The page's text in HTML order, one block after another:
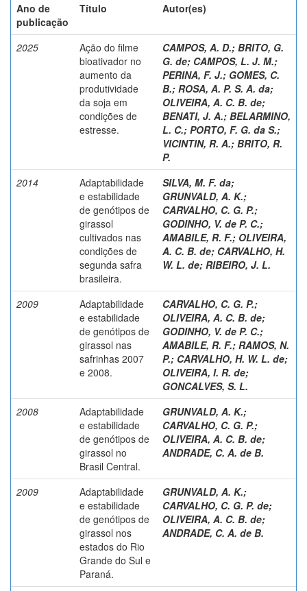
Ano de
publicação
Título Autor(es)
2025
Ação do filme
bioativador no
aumento da
produtividade
da soja em
condições de
estresse.
CAMPOS, A. D.; BRITO, G.
G. de; CAMPOS, L. J. M.;
PERINA, F. J.; GOMES, C.
B.; ROSA, A. P. S. A. da;
OLIVEIRA, A. C. B. de;
BENATI, J. A.; BELARMINO,
L. C.; PORTO, F. G. da S.;
VICINTIN, R. A.; BRITO, R.
P.
2014
Adaptabilidade
e estabilidade
de genótipos de
girassol
cultivados nas
condições de
segunda safra
brasileira.
SILVA, M. F. da;
GRUNVALD, A. K.;
CARVALHO, C. G. P.;
GODINHO, V. de P. C.;
AMABILE, R. F.; OLIVEIRA,
A. C. B. de; CARVALHO, H.
W. L. de; RIBEIRO, J. L.
2009
Adaptabilidade
e estabilidade
de genótipos de
girassol nas
safrinhas 2007
e 2008.
CARVALHO, C. G. P.;
OLIVEIRA, A. C. B. de;
GODINHO, V. de P. C.;
AMABILE, R. F.; RAMOS, N.
P.; CARVALHO, H. W. L. de;
OLIVEIRA, I. R. de;
GONCALVES, S. L.
2008
Adaptabilidade
e estabilidade
de genótipos de
girassol no
Brasil Central.
GRUNVALD, A. K.;
CARVALHO, C. G. P.;
OLIVEIRA, A. C. B. de;
ANDRADE, C. A. de B.
2009
Adaptabilidade
e estabilidade
de genótipos de
girassol nos
estados do Rio
Grande do Sul e
Paraná.
GRUNVALD, A. K.;
CARVALHO, C. G. P. de;
OLIVEIRA, A. C. B. de;
ANDRADE, C. A. de B.